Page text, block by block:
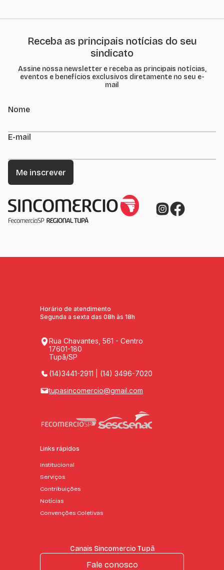
Receba as principais notícias do seu
sindicato
Assine nossa newsletter e receba as principais notícias,
eventos e benefícios exclusivos diretamente no seu e-
mail
Nome
E-mail
Horário de atendimento
Segunda a sexta das 08h às 18h
Rua Chavantes, 561 - Centro
17601-180
Tupã/SP
(14)3441-2911 | (14) 3496-7020
tupasincomercio@gmail.com
Links rápidos
Institucional
Serviços
Contribuições
Notícias
Convenções Coletivas
Canais Sincomercio Tupã
Fale conosco